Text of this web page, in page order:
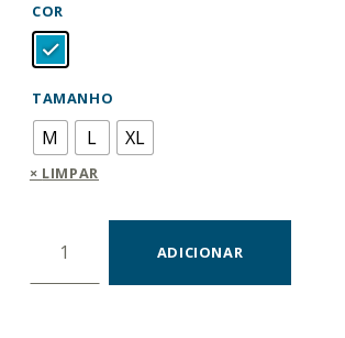
COR
TAMANHO
M L XL
LIMPAR
Quantidade de T-shirt "Cachalote"
ADICIONAR